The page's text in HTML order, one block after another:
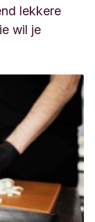
lekkere
wil je